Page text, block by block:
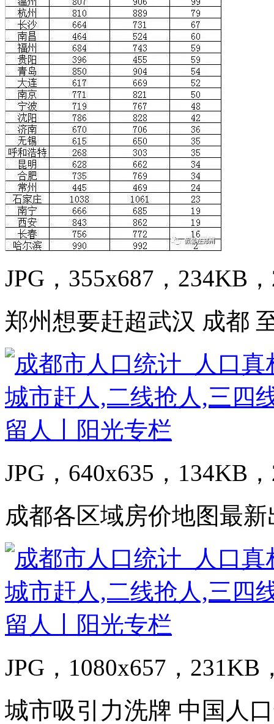
JPG，355x687，234KB
郑州想要赶超武汉 成都
JPG，640x635，134KB
成都各区域房价地图最
JPG，1080x657，231KB
城市吸引力洗牌 中国人